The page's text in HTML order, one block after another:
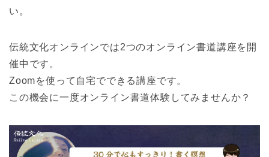
い。
伝統文化オンラインでは2つのオンライン書道講座を開
催中です。
Zoomを使って自宅でできる講座です。
この機会に一度オンライン書道体験してみませんか？